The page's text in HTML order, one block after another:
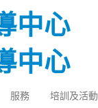
服務
培訓及活動